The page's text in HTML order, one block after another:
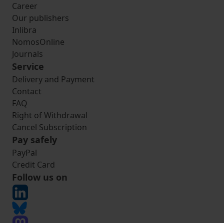
Career
Our publishers
Inlibra
NomosOnline
Journals
Service
Delivery and Payment
Contact
FAQ
Right of Withdrawal
Cancel Subscription
Pay safely
PayPal
Credit Card
Follow us on